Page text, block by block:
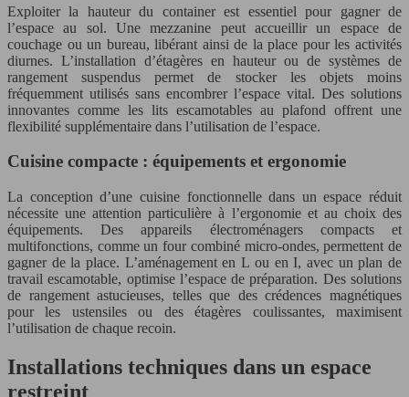
Exploiter la hauteur du container est essentiel pour gagner de
l’espace au sol. Une mezzanine peut accueillir un espace de
couchage ou un bureau, libérant ainsi de la place pour les activités
diurnes. L’installation d’étagères en hauteur ou de systèmes de
rangement suspendus permet de stocker les objets moins
fréquemment utilisés sans encombrer l’espace vital. Des solutions
innovantes comme les lits escamotables au plafond offrent une
flexibilité supplémentaire dans l’utilisation de l’espace.
Cuisine compacte : équipements et ergonomie
La conception d’une cuisine fonctionnelle dans un espace réduit
nécessite une attention particulière à l’ergonomie et au choix des
équipements. Des appareils électroménagers compacts et
multifonctions, comme un four combiné micro-ondes, permettent de
gagner de la place. L’aménagement en L ou en I, avec un plan de
travail escamotable, optimise l’espace de préparation. Des solutions
de rangement astucieuses, telles que des crédences magnétiques
pour les ustensiles ou des étagères coulissantes, maximisent
l’utilisation de chaque recoin.
Installations techniques dans un espace
restreint